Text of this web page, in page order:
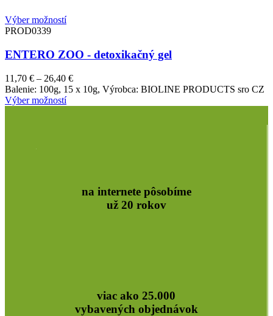
Výber možností
PROD0339
ENTERO ZOO - detoxikačný gel
11,70 € – 26,40 €Price
range:
Balenie: 100g, 15 x 10g, Výrobca: BIOLINE PRODUCTS sro CZ
Výber možností
na internete pôsobíme
už 20 rokov
viac ako 25.000
vybavených objednávok